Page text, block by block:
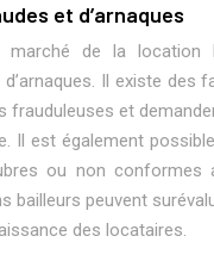
et d’arnaques
marché de la location
Il existe des
frauduleuses et
Il est également
ou non conformes
bailleurs peuvent
des locataires.